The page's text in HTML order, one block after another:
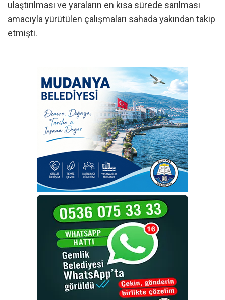
ulaştırılması ve yaraların en kısa sürede sarılması
amacıyla yürütülen çalışmaları sahada yakından takip
etmişti.